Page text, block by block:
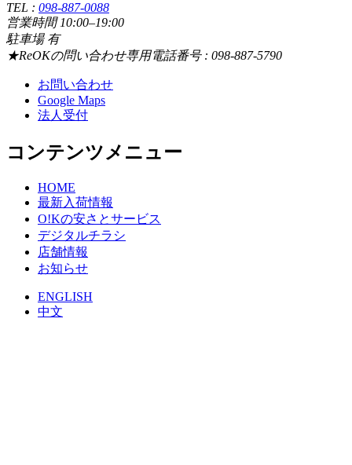
TEL : 098-887-0088
営業時間 10:00–19:00
駐車場 有
★ReOKの問い合わせ専用電話番号 : 098-887-5790
お問い合わせ
Google Maps
法人受付
コンテンツメニュー
HOME
最新入荷情報
O!Kの安さとサービス
デジタルチラシ
店舗情報
お知らせ
ENGLISH
中文